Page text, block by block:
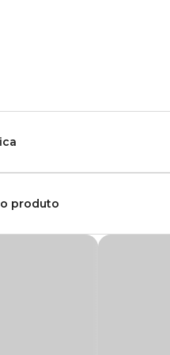
500 g
produto